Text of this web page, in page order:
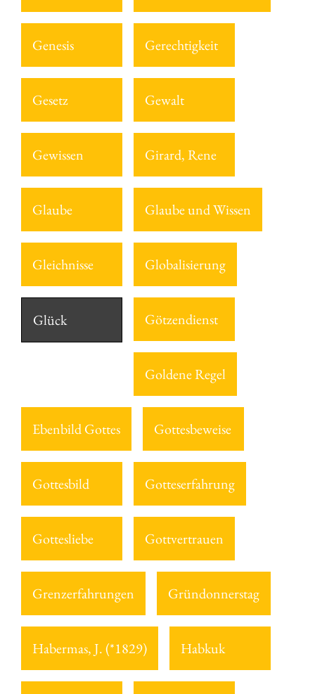
Genesis Gerechtigkeit
Gesetz Gewalt
Gewissen Girard, Rene
Glaube Glaube und Wissen
Gleichnisse Globalisierung
Glück Götzendienst
Goldene Regel
Ebenbild Gottes Gottesbeweise
Gottesbild Gotteserfahrung
Gottesliebe Gottvertrauen
Grenzerfahrungen Gründonnerstag
Habermas, J. (*1829) Habkuk